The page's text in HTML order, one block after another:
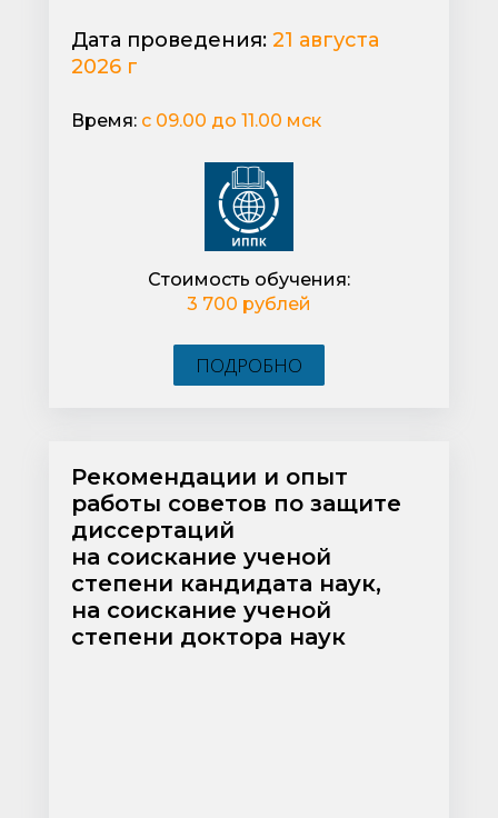
Дата проведения: 21 августа
2026 г
Время: с 09.00 до 11.00 мск
Стоимость обучения:
3 700 рублей
ПОДРОБНО
Рекомендации и опыт
работы советов по защите
диссертаций
на соискание ученой
степени кандидата наук,
на соискание ученой
степени доктора наук